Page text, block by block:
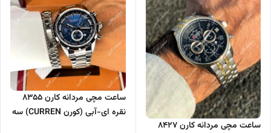
ساعت مچی مردانه کارن 8427
ساعت مچی مردانه کارن 8355
نقره ای-آبی (کورن CURREN) سه